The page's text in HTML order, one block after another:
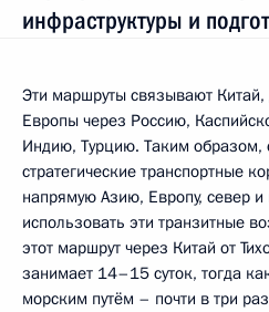
инфраструктуры и
Эти маршруты связывают Китай,
Европы через Россию,
Индию, Турцию. Таким
стратегические транспортные
напрямую Азию, Европу, север
использовать эти транзитные
этот маршрут через Китай от
занимает 14–15 суток, тогда
морским путём – почти в три